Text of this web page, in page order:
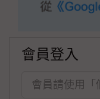
會員登入